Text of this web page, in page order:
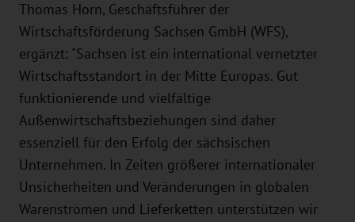
Thomas Horn, Geschäftsführer der
Wirtschaftsförderung Sachsen GmbH (WFS),
ergänzt: "Sachsen ist ein international vernetzter
Wirtschaftsstandort in der Mitte Europas. Gut
funktionierende und vielfältige
Außenwirtschaftsbeziehungen sind daher
essenziell für den Erfolg der sächsischen
Unternehmen. In Zeiten größerer internationaler
Unsicherheiten und Veränderungen in globalen
Warenströmen und Lieferketten unterstützen wir